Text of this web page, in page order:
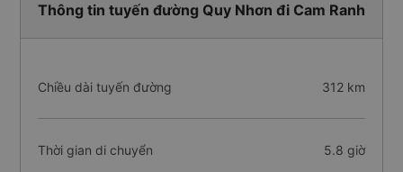
Thông tin tuyến đường Quy Nhơn đi Cam Ranh
Chiều dài tuyến đường 312 km
Thời gian di chuyển 5.8 giờ